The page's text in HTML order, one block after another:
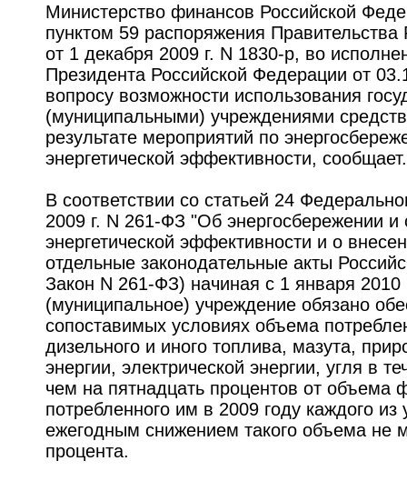
Министерство финансов Российской
пунктом 59 распоряжения
от 1 декабря 2009 г. N 1830-р, во
Президента Российской Федерации от
вопросу возможности использования
(муниципальными) учреждениями
результате мероприятий по
энергетической эффективности, сообщает.
В соответствии со статьей 24
2009 г. N 261-ФЗ "Об энергосбережении
энергетической эффективности и о
отдельные законодательные акты
Закон N 261-ФЗ) начиная с 1 января 2010
(муниципальное) учреждение обязано
сопоставимых условиях объема
дизельного и иного топлива, мазута,
энергии, электрической энергии, угля в
чем на пятнадцать процентов от объема
потребленного им в 2009 году каждого из
ежегодным снижением такого объема не
процента.